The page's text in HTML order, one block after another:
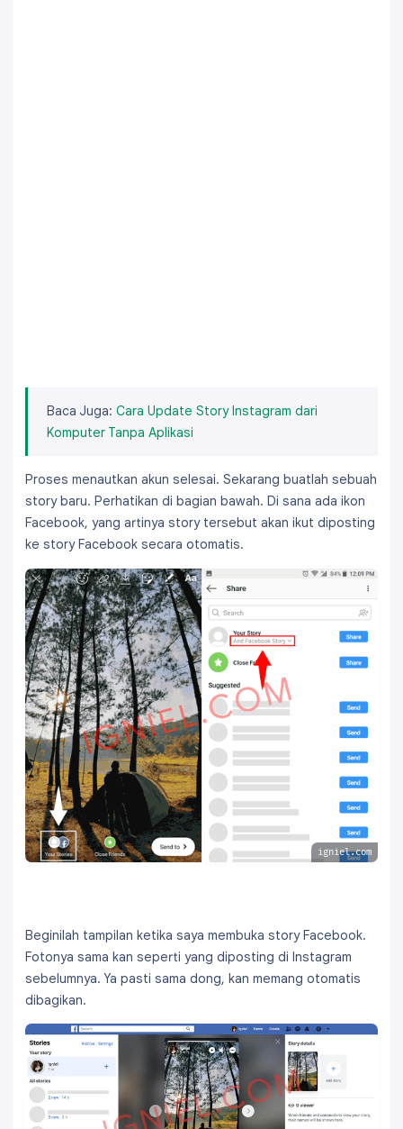
Baca Juga: Cara Update Story Instagram dari
Komputer Tanpa Aplikasi
Proses menautkan akun selesai. Sekarang buatlah sebuah
story baru. Perhatikan di bagian bawah. Di sana ada ikon
Facebook, yang artinya story tersebut akan ikut diposting
ke story Facebook secara otomatis.
igniel.com
Beginilah tampilan ketika saya membuka story Facebook.
Fotonya sama kan seperti yang diposting di Instagram
sebelumnya. Ya pasti sama dong, kan memang otomatis
dibagikan.